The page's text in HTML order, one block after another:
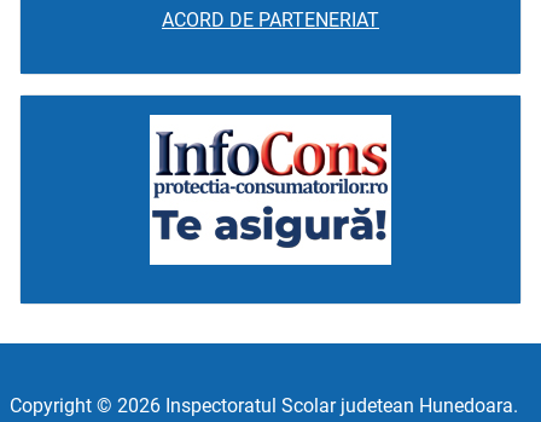
ACORD DE PARTENERIAT
Copyright © 2026 Inspectoratul Scolar judetean Hunedoara.